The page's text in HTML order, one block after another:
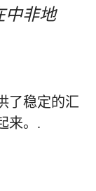
中非地
稳定的汇
来。.